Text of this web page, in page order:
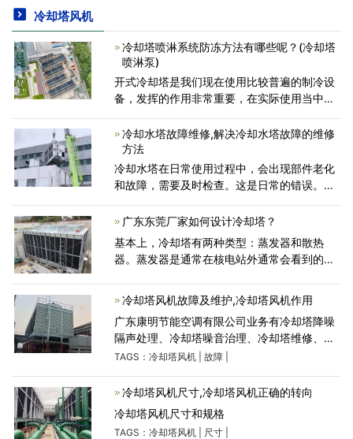
冷却塔风机
冷却塔喷淋系统防冻方法有哪些呢？(冷却塔
喷淋泵)
开式冷却塔是我们现在使用比较普遍的制冷设
备，发挥的作用非常重要，在实际使用当中我
现任何故意意外，同时也非常有利于延长使用
寿命，开式冷却塔中通
冷却水塔故障维修,解决冷却水塔故障的维修
方法
冷却水塔在日常使用过程中，会出现部件老化
和故障，需要及时检查。这是日常的错误。本
的维修方法，冷却水塔水温异常升高、冷却水
塔塔体噪音故障
广东东莞厂家如何设计冷却塔？
基本上，冷却塔有两种类型：蒸发器和散热
器。蒸发器是通常在核电站外通常会看到的大
环通过它们，使它们内部的水汽化从而冷却。
广东深圳冷却塔厂家不
冷却塔风机故障及维护,冷却塔风机作用
广东康明节能空调有限公司业务有冷却塔降噪
隔声处理、冷却塔噪音治理、冷却塔维修、冷
却塔节能改造等,冷却塔厂家产品有静音冷却
服务深圳,
TAGS： 冷却塔风机| 故障|
冷却塔风机尺寸,冷却塔风机正确的转向
冷却塔风机尺寸和规格
TAGS： 冷却塔风机| 尺寸|